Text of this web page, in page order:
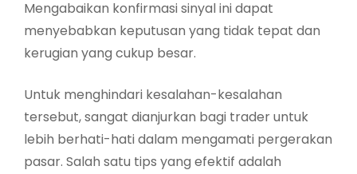
Mengabaikan konfirmasi sinyal ini dapat
menyebabkan keputusan yang tidak tepat dan
kerugian yang cukup besar.
Untuk menghindari kesalahan-kesalahan
tersebut, sangat dianjurkan bagi trader untuk
lebih berhati-hati dalam mengamati pergerakan
pasar. Salah satu tips yang efektif adalah